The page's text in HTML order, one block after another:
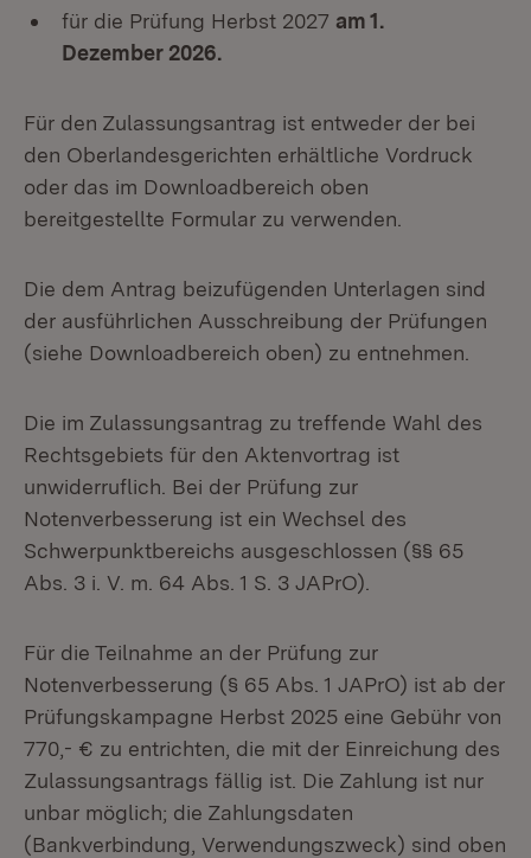
für die Prüfung Herbst 2027 am 1.
Dezember 2026.
Für den Zulassungsantrag ist entweder der bei
den Oberlandesgerichten erhältliche Vordruck
oder das im Downloadbereich oben
bereitgestellte Formular zu verwenden.
Die dem Antrag beizufügenden Unterlagen sind
der ausführlichen Ausschreibung der Prüfungen
(siehe Downloadbereich oben) zu entnehmen.
Die im Zulassungsantrag zu treffende Wahl des
Rechtsgebiets für den Aktenvortrag ist
unwiderruflich. Bei der Prüfung zur
Notenverbesserung ist ein Wechsel des
Schwerpunktbereichs ausgeschlossen (§§ 65
Abs. 3 i. V. m. 64 Abs. 1 S. 3 JAPrO).
Für die Teilnahme an der Prüfung zur
Notenverbesserung (§ 65 Abs. 1 JAPrO) ist ab der
Prüfungskampagne Herbst 2025 eine Gebühr von
770,- € zu entrichten, die mit der Einreichung des
Zulassungsantrags fällig ist. Die Zahlung ist nur
unbar möglich; die Zahlungsdaten
(Bankverbindung, Verwendungszweck) sind oben